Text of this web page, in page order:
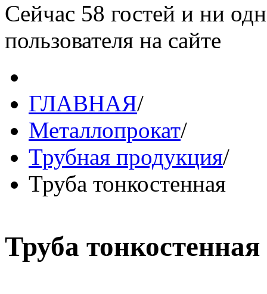
Сейчас 58 гостей и ни
пользователя на сайте
ГЛАВНАЯ/
Металлопрокат/
Трубная продукция/
Труба тонкостенная
Труба тонкостенная